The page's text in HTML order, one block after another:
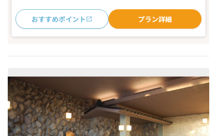
おすすめポイント プラン詳細